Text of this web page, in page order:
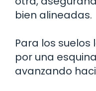
bien alineadas.
Para los
por una
avanzando